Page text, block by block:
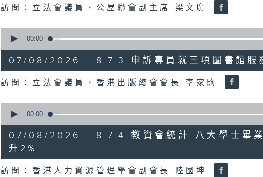
訪問：立法會議員、公屋聯會副主席 梁文廣
seconds
minutes,
46
secondsVolume
90%
00:00
07/08/2026 - 8.7.3 申訴專員就三項圖書館服
訪問：立法會議員、香港出版總會會長 李家駒
seconds
minutes,
25
seconds
00:00
07/08/2026 - 8.7.4 教資會統計 八大學士畢
升2%
訪問：香港人力資源管理學會副會長 陸國坤